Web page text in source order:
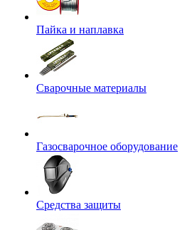
Пайка и наплавка
Сварочные материалы
Газосварочное оборудование
Средства защиты